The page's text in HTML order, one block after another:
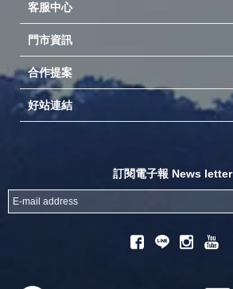
客服中心
門市資訊
合作提案
異業合作
專案採購
成為供應商
好站連結
訂閱電子報 News letter